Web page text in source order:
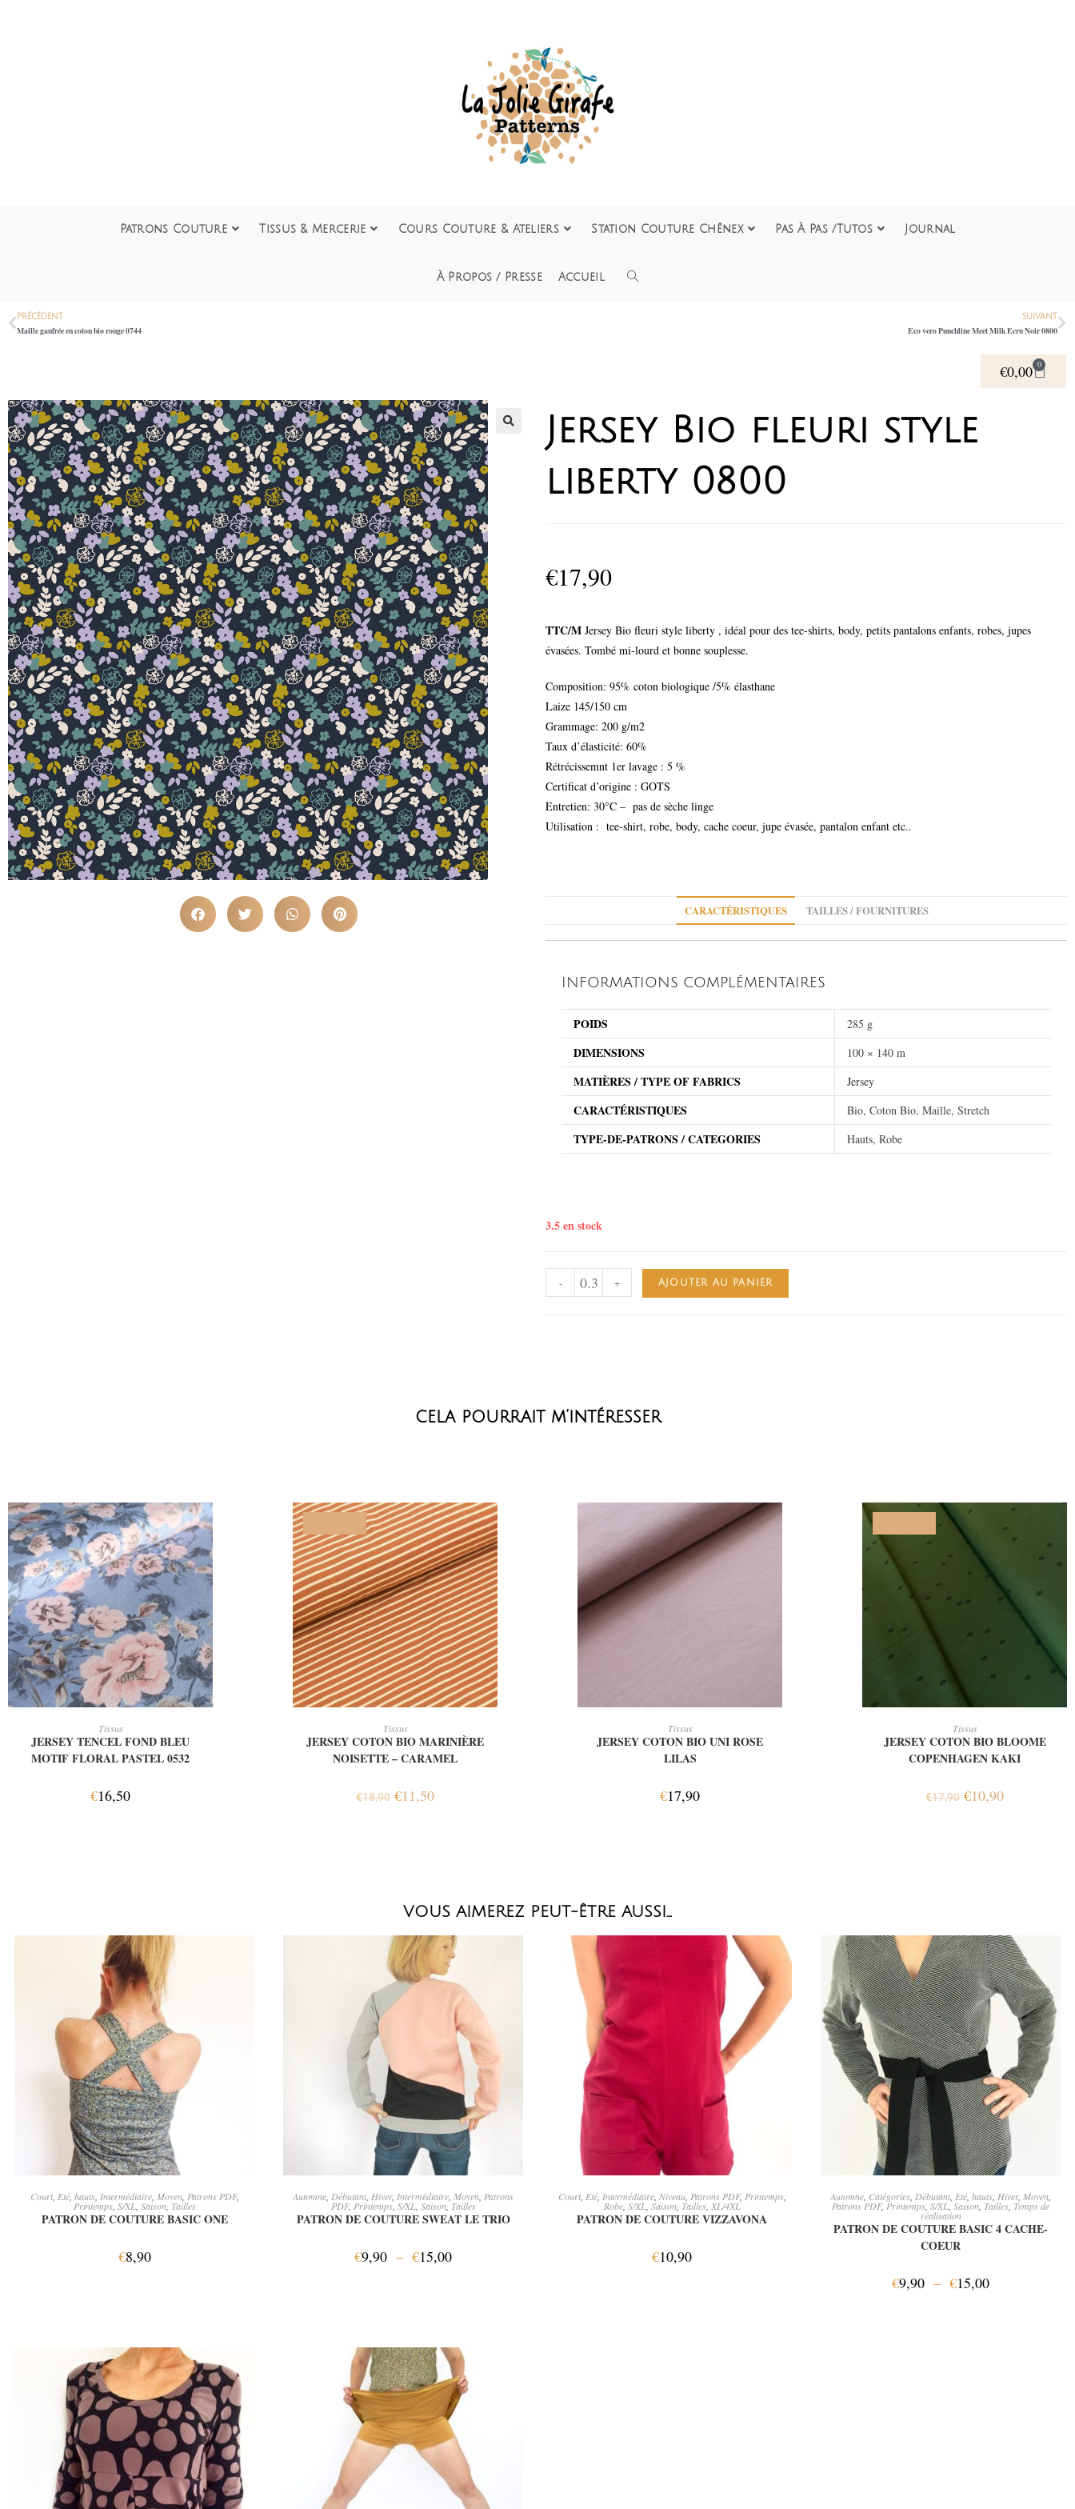
Patrons Couture Tissus & Mercerie Cours Couture & Ateliers Station Couture Chênex Pas À Pas /Tutos Journal
À Propos / Presse Accueil
PRÉCÉDENT
Maille gaufrée en coton bio rouge 0744
SUIVANT
Eco vero Punchline Meet Milk Ecru Noir 0800
€0,00 0
Jersey Bio fleuri style
liberty 0800
€17,90
TTC/M Jersey Bio fleuri style liberty , idéal pour des tee-shirts, body, petits pantalons enfants, robes, jupes
évasées. Tombé mi-lourd et bonne souplesse.
Composition: 95% coton biologique /5% élasthane
Laize 145/150 cm
Grammage: 200 g/m2
Taux d’élasticité: 60%
Rétrécissemnt 1er lavage : 5 %
Certificat d’origine : GOTS
Entretien: 30°C – pas de sèche linge
Utilisation : tee-shirt, robe, body, cache coeur, jupe évasée, pantalon enfant etc..
CARACTÉRISTIQUES TAILLES / FOURNITURES
INFORMATIONS COMPLÉMENTAIRES
POIDS 285 g
DIMENSIONS 100 × 140 m
MATIÈRES / TYPE OF FABRICS Jersey
CARACTÉRISTIQUES Bio, Coton Bio, Maille, Stretch
TYPE-DE-PATRONS / CATEGORIES Hauts, Robe
3.5 en stock
- + AJOUTER AU PANIER
cela pourrait m’intéresser
Tissus
JERSEY TENCEL FOND BLEU
MOTIF FLORAL PASTEL 0532
€16,50
Tissus
JERSEY COTON BIO MARINIÈRE
NOISETTE – CARAMEL
€18,90 €11,50
Tissus
JERSEY COTON BIO UNI ROSE
LILAS
€17,90
Tissus
JERSEY COTON BIO BLOOME
COPENHAGEN KAKI
€17,90 €10,90
VOUS AIMEREZ PEUT-ÊTRE AUSSI…
AJOUTER AU PANIER
Court, Eté, hauts, Intermédiaire, Moyen, Patrons PDF,
Printemps, S/XL, Saison,Tailles
PATRON DE COUTURE BASIC ONE
€8,90
CHOIX DES OPTIONS
Automne, Débutant, Hiver, Intermédiaire, Moyen, Patrons
PDF, Printemps, S/XL, Saison,Tailles
PATRON DE COUTURE SWEAT LE TRIO
€9,90 – €15,00
AJOUTER AU PANIER
Court, Eté, Intermédiaire, Niveau, Patrons PDF, Printemps,
Robe, S/XL, Saison, Tailles, XL/4XL
PATRON DE COUTURE VIZZAVONA
€10,90
CHOIX DES OPTIONS
Automne, Catégories, Débutant, Eté, hauts, Hiver, Moyen,
Patrons PDF, Printemps, S/XL,Saison, Tailles, Temps de
réalisation
PATRON DE COUTURE BASIC 4 CACHE-
COEUR
€9,90 – €15,00